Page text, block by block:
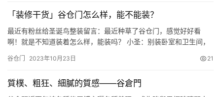
說起來谷…
「装修干货」谷仓门怎么样，能不能装？
最近有粉丝给圣诞鸟整装留言：最近种草了谷仓门，感觉好好看
啊！就是不知道装着怎么样，能装吗？ 小圣：别装卧室和卫生间，
门就是下面这个东西↓↓↓ ▲ 是一种滑轨和滑轮在门洞顶上外露的
然的北欧风和简约风，装上看起来就是不一样。 如果说还有其他优
谷仓门 2023年10月23日 21
質樸、粗狂、細膩的質感——谷倉門